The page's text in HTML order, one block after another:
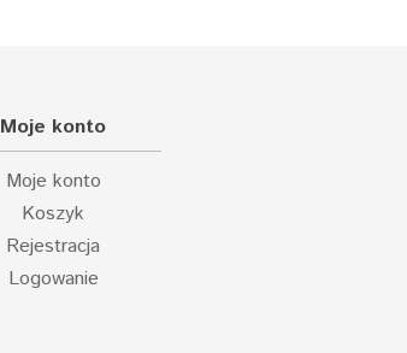
Moje konto
Moje konto
Koszyk
Rejestracja
Logowanie